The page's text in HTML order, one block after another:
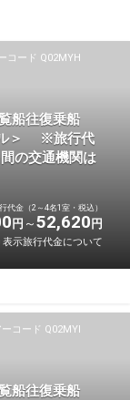
コード Q02MYH
船往復乗船
ル＞ ※旅行代
の交通機関は
代金（2～4名1室・税込）
円 52,620 円
表示旅行代金について
コード Q02MYI
船往復乗船